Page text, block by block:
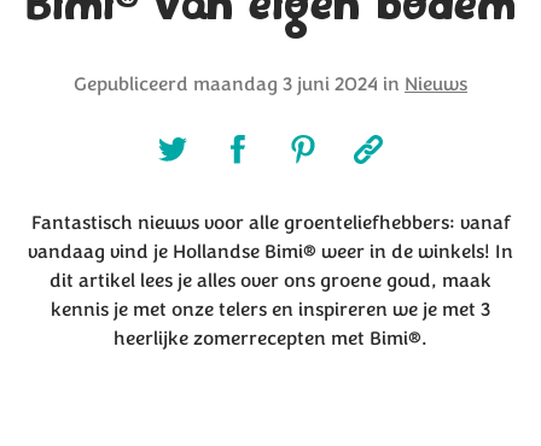
Gepubliceerd maandag 3 juni 2024 in Nieuws
Fantastisch nieuws voor alle groenteliefhebbers: vanaf
vandaag vind je Hollandse Bimi® weer in de winkels! In
dit artikel lees je alles over ons groene goud, maak
kennis je met onze telers en inspireren we je met 3
heerlijke zomerrecepten met Bimi®.